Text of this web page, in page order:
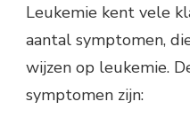
Leukemie kent vele
aantal symptomen,
wijzen op leukemie.
symptomen zijn: